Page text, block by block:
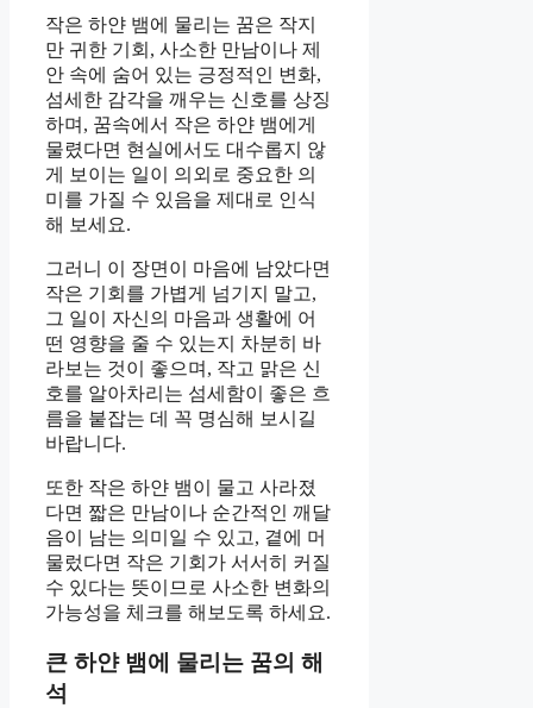
작은 하얀 뱀에 물리는 꿈은 작지
만 귀한 기회, 사소한 만남이나 제
안 속에 숨어 있는 긍정적인 변화,
섬세한 감각을 깨우는 신호를 상징
하며, 꿈속에서 작은 하얀 뱀에게
물렸다면 현실에서도 대수롭지 않
게 보이는 일이 의외로 중요한 의
미를 가질 수 있음을 제대로 인식
해 보세요.
그러니 이 장면이 마음에 남았다면
작은 기회를 가볍게 넘기지 말고,
그 일이 자신의 마음과 생활에 어
떤 영향을 줄 수 있는지 차분히 바
라보는 것이 좋으며, 작고 맑은 신
호를 알아차리는 섬세함이 좋은 흐
름을 붙잡는 데 꼭 명심해 보시길
바랍니다.
또한 작은 하얀 뱀이 물고 사라졌
다면 짧은 만남이나 순간적인 깨달
음이 남는 의미일 수 있고, 곁에 머
물렀다면 작은 기회가 서서히 커질
수 있다는 뜻이므로 사소한 변화의
가능성을 체크를 해보도록 하세요.
큰 하얀 뱀에 물리는 꿈의 해
석